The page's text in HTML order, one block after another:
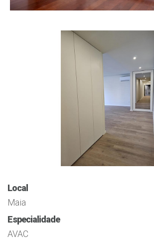
Local
Maia
Especialidade
AVAC